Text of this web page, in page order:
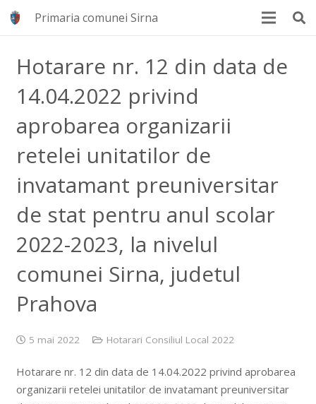
Primaria comunei Sirna
Hotarare nr. 12 din data de
14.04.2022 privind
aprobarea organizarii
retelei unitatilor de
invatamant preuniversitar
de stat pentru anul scolar
2022-2023, la nivelul
comunei Sirna, judetul
Prahova
5 mai 2022 Hotarari Consiliul Local 2022
Hotarare nr. 12 din data de 14.04.2022 privind aprobarea
organizarii retelei unitatilor de invatamant preuniversitar